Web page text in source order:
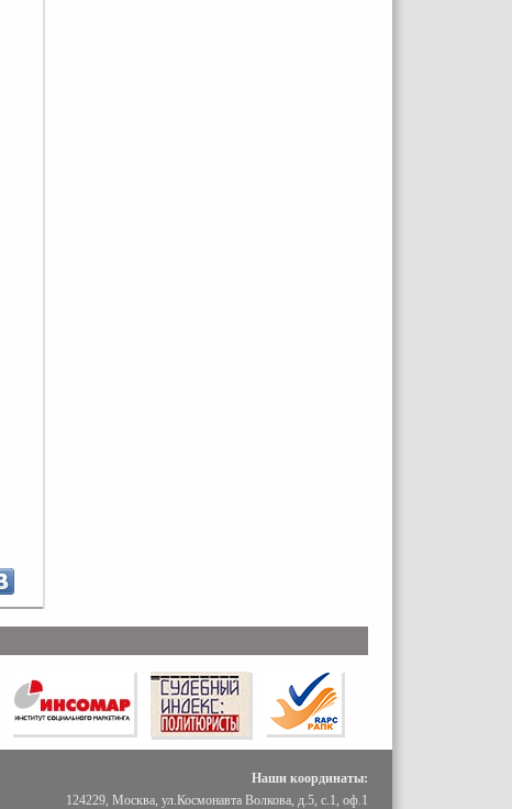
Наши координаты:
124229, Москва, ул.Космонавта Волкова, д.5, с.1, оф.1